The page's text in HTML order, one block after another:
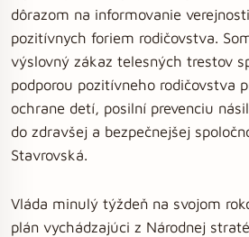
dôrazom na informovanie
pozitívnych foriem rodičovstva.
výslovný zákaz telesných trestov
podporou pozitívneho rodičovstva
ochrane detí, posilní prevenciu
do zdravšej a bezpečnejšej
Stavrovská.
Vláda minulý týždeň na svojom
plán vychádzajúci z Národnej